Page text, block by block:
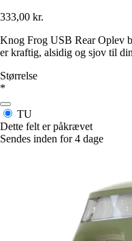
333,00 kr.
Knog Frog USB Rear Oplev
er kraftig, alsidig og sjov til
Størrelse
*
TU
Dette felt er påkrævet
Sendes inden for 4 dage